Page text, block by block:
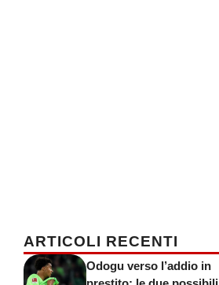
ARTICOLI RECENTI
Odogu verso l’addio in